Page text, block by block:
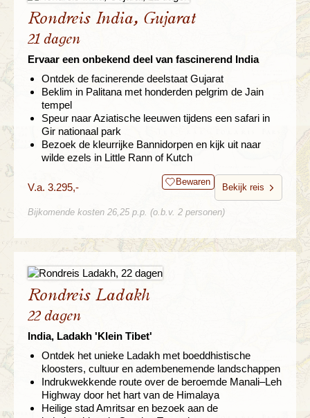
Rondreis India, Gujarat
21 dagen
Ervaar een onbekend deel van fascinerend India
Ontdek de facinerende deelstaat Gujarat
Beklim in Palitana met honderden pelgrim de Jain
tempel
Speur naar Aziatische leeuwen tijdens een safari in
Gir nationaal park
Bezoek de kleurrijke Bannidorpen en kijk uit naar
wilde ezels in Little Rann of Kutch
V.a. 3.295,- Bewaren
Bekijk reis
Bijkomende kosten 26,25 p.p. (o.b.v. 2 personen)
Rondreis Ladakh
22 dagen
India, Ladakh 'Klein Tibet'
Ontdek het unieke Ladakh met boeddhistische
kloosters, cultuur en adembenemende landschappen
Indrukwekkende route over de beroemde Manali–Leh
Highway door het hart van de Himalaya
Heilige stad Amritsar en bezoek aan de